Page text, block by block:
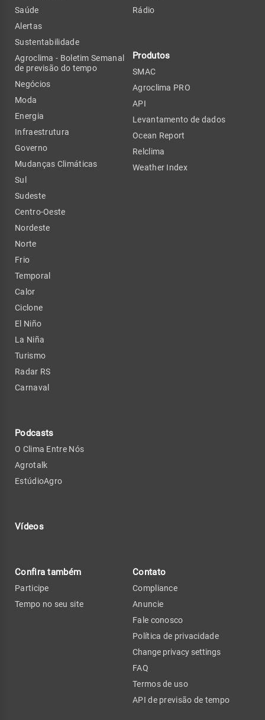
Saúde
Alertas
Sustentabilidade
Agroclima - Boletim Semanal
de previsão do tempo
Negócios
Moda
Energia
Infraestrutura
Governo
Mudanças Climáticas
Sul
Sudeste
Centro-Oeste
Nordeste
Norte
Frio
Temporal
Calor
Ciclone
El Niño
La Niña
Turismo
Radar RS
Carnaval
Podcasts
O Clima Entre Nós
Agrotalk
EstúdioAgro
Vídeos
Rádio
Produtos
SMAC
Agroclima PRO
API
Levantamento de dados
Ocean Report
Relclima
Weather Index
Confira também
Participe
Tempo no seu site
Contato
Compliance
Anuncie
Fale conosco
Política de privacidade
Change privacy settings
FAQ
Termos de uso
API de previsão de tempo